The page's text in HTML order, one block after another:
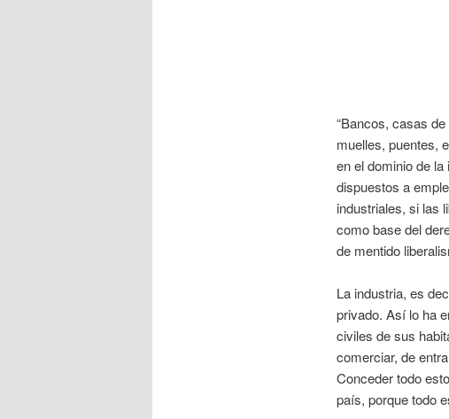
“Bancos, casas
muelles, puentes,
en el dominio de
dispuestos a
industriales, si las
como base del
de mentido
La industria, es
privado. Así lo ha
civiles de sus
comerciar, de
Conceder todo
país, porque todo